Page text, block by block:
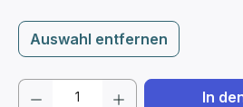
Auswahl entfernen
Produkt Anzahl: Gib
In